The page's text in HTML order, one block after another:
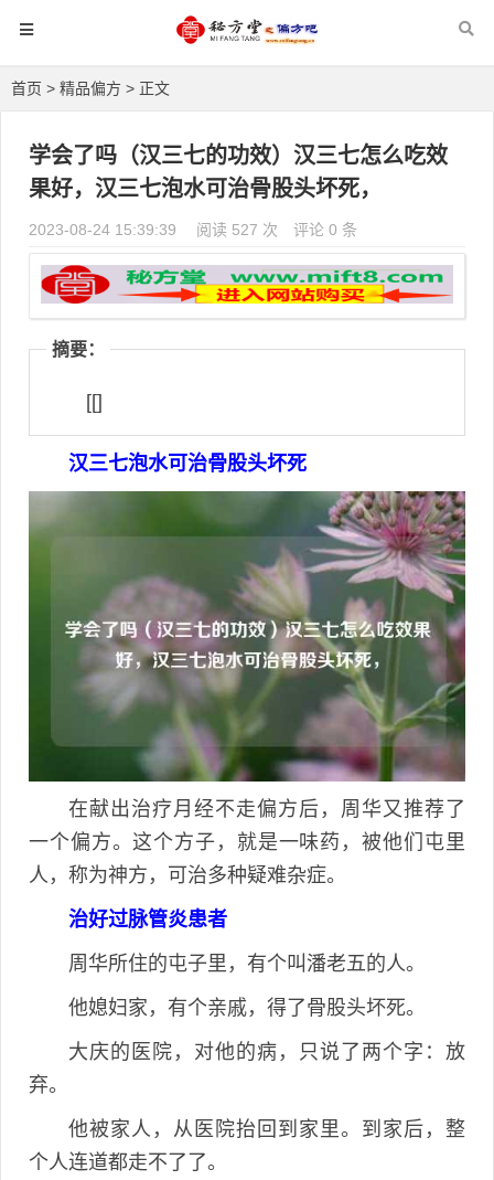
首页 > 精品偏方 > 正文
学会了吗（汉三七的功效）汉三七怎么吃效
果好，汉三七泡水可治骨股头坏死，
2023-08-24 15:39:39 阅读 527 次 评论 0 条
摘要：
[[]
汉三七泡水可治骨股头坏死
在献出治疗月经不走偏方后，周华又推荐了
一个偏方。这个方子，就是一味药，被他们屯里
人，称为神方，可治多种疑难杂症。
治好过脉管炎患者
周华所住的屯子里，有个叫潘老五的人。
他媳妇家，有个亲戚，得了骨股头坏死。
大庆的医院，对他的病，只说了两个字：放
弃。
他被家人，从医院抬回到家里。到家后，整
个人连道都走不了了。